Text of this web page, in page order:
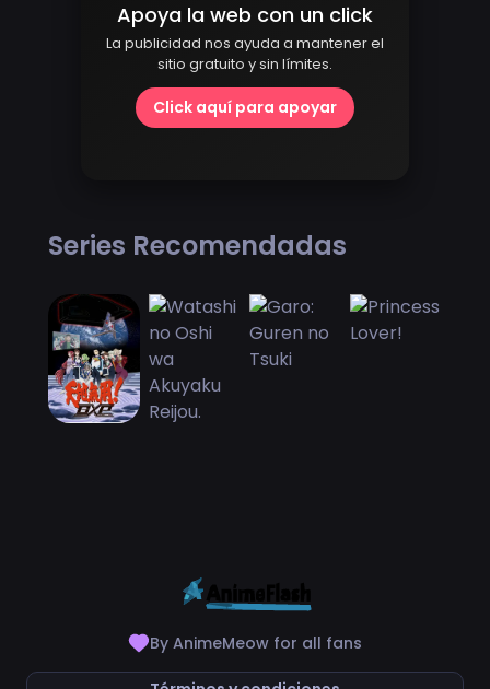
Apoya la web con un click
La publicidad nos ayuda a mantener el
sitio gratuito y sin límites.
Click aquí para apoyar
Series Recomendadas
By AnimeMeow for all fans